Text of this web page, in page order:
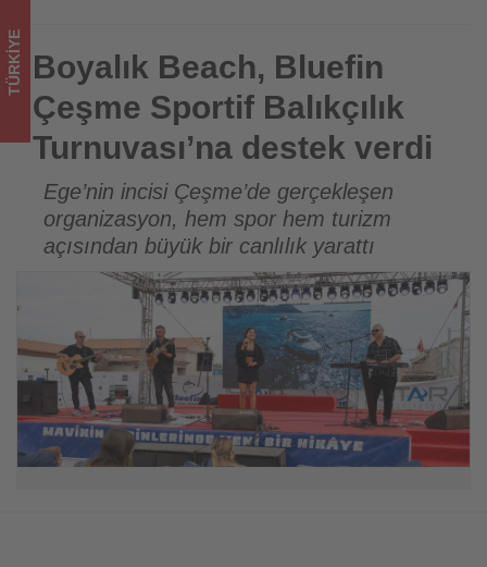
-
Tourexpi,
sizler
için
turizmde
olup
bitenleri
takip
ediyor!
Boyalık Beach, Bluefin Çeşme Sportif Balıkçılık Turnuvası’na
destek verdi
TÜRKIYE Boyalık Beach, Bluefin
Çeşme Sportif Balıkçılık
Turnuvası’na destek verdi
Ege’nin incisi Çeşme’de gerçekleşen
organizasyon, hem spor hem turizm
açısından büyük bir canlılık yarattı